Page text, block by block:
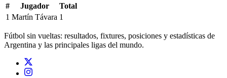
# Jugador
Total
1 Martín Távara 1
Fútbol sin vueltas: resultados, fixtures, posiciones y estadísticas de
Argentina y las principales ligas del mundo.